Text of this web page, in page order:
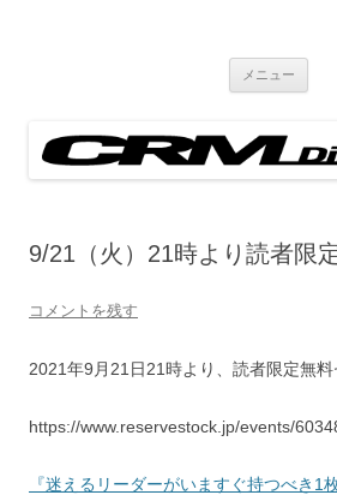
メニュー
へ
ス
キ
9/21（火）21時より読者限
コメントを残す
2021年9月21日21時より、読者限定無料
https://www.reservestock.jp/events/
『迷えるリーダーがいますぐ持つべき1